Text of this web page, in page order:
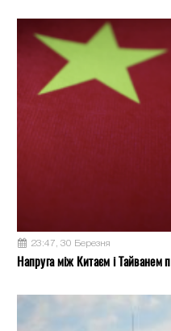
23:47, 30 Березня
Напруга між Китаєм і Тайванем